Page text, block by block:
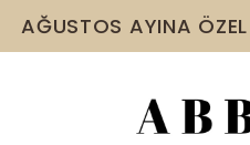
ÜZERİ ÜRÜNDE TÜM